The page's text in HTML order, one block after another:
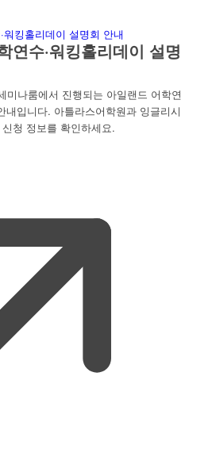
연수·워킹홀리데이 설명
미나룸에서 진행되는 아일랜드 어학연
내입니다. 아틀라스어학원과 잉글리시
청 정보를 확인하세요.